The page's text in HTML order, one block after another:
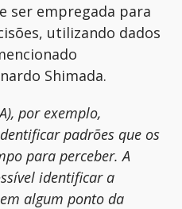
ser empregada para
utilizando dados
Shimada.
por exemplo,
padrões que os
para perceber. A
identificar a
algum ponto da